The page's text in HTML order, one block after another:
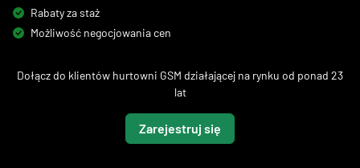
Rabaty za staż
Możliwość negocjowania cen
Dołącz do klientów hurtowni GSM działającej na rynku od ponad 23
lat
Zarejestruj się